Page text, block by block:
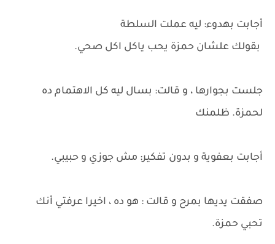
أجابت بهدوء: ليه عملت السلطة
بقولك علشان حمزة يحب ياكل اكل صحي.
جلست بجوارها ، و قالت: بسال ليه كل الاهتمام ده
لحمزة. ظلمنك
أجابت بعفوية و بدون تفكير: مش جوزي و حبيبي.
صفقت يديها بمرح و قالت : هو ده ، اخيرا عرفتي أنك
تحبي حمزة.